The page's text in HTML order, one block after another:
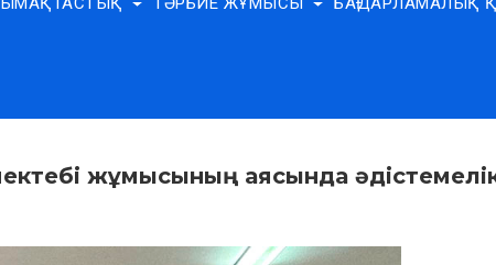
жұмысының аясында